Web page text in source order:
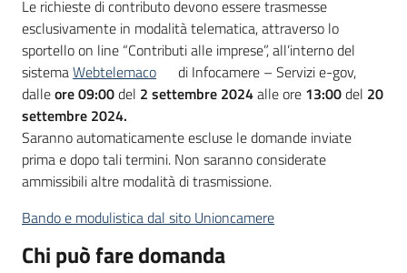
Le richieste di contributo devono essere trasmesse
esclusivamente in modalità telematica, attraverso lo
sportello on line “Contributi alle imprese”, all’interno del
sistemaWebtelemaco
di Infocamere – Servizi e-gov,
dalleore 09:00del 2 settembre 2024alle ore 13:00del 20
settembre 2024.
Saranno automaticamente escluse le domande inviate
prima e dopo tali termini. Non saranno considerate
ammissibili altre modalità di trasmissione.
Bando e modulistica dal sito Unioncamere
Chi può fare domanda